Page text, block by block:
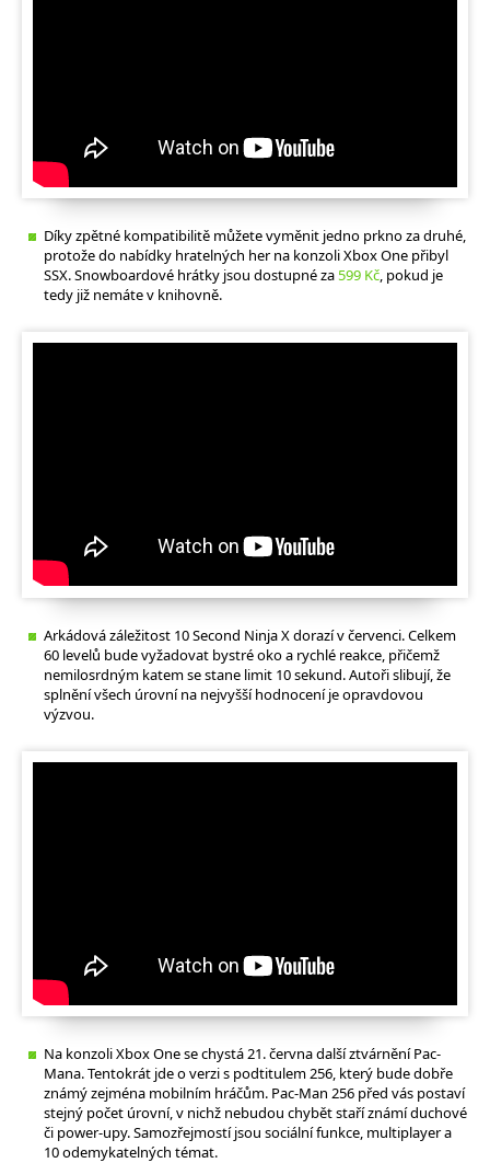
Díky zpětné kompatibilitě můžete vyměnit jedno prkno za druhé,
protože do nabídky hratelných her na konzoli Xbox One přibyl
SSX. Snowboardové hrátky jsou dostupné za599 Kč, pokud je
tedy již nemáte v knihovně.
Arkádová záležitost 10 Second Ninja X dorazí v červenci. Celkem
60 levelů bude vyžadovat bystré oko a rychlé reakce, přičemž
nemilosrdným katem se stane limit 10 sekund. Autoři slibují, že
splnění všech úrovní na nejvyšší hodnocení je opravdovou
výzvou.
Na konzoli Xbox One se chystá 21. června další ztvárnění Pac-
Mana. Tentokrát jde o verzi s podtitulem 256, který bude dobře
známý zejména mobilním hráčům. Pac-Man 256 před vás postaví
stejný počet úrovní, v nichž nebudou chybět staří známí duchové
či power-upy. Samozřejmostí jsou sociální funkce, multiplayer a
10 odemykatelných témat.